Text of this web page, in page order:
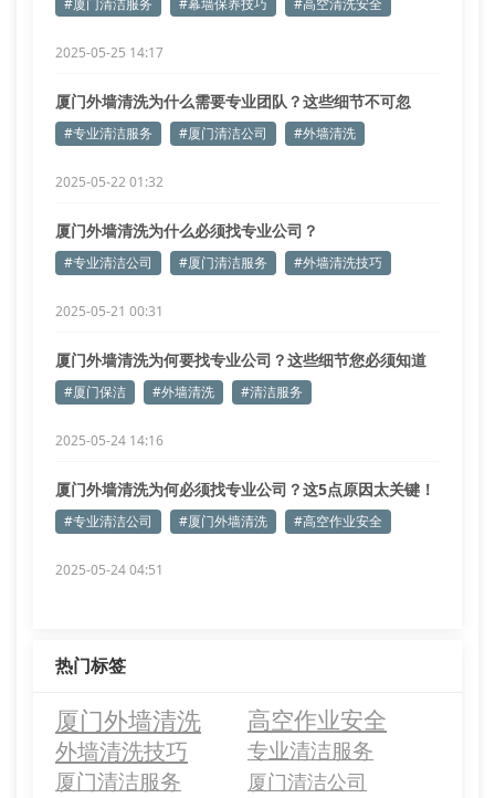
#厦门清洁服务 #幕墙保养技巧 #高空清洗安全
2025-05-25 14:17
厦门外墙清洗为什么需要专业团队？这些细节不可忽
视！
#专业清洁服务 #厦门清洁公司 #外墙清洗
2025-05-22 01:32
厦门外墙清洗为什么必须找专业公司？
#专业清洁公司 #厦门清洁服务 #外墙清洗技巧
2025-05-21 00:31
厦门外墙清洗为何要找专业公司？这些细节您必须知道
#厦门保洁 #外墙清洗 #清洁服务
2025-05-24 14:16
厦门外墙清洗为何必须找专业公司？这5点原因太关键！
#专业清洁公司 #厦门外墙清洗 #高空作业安全
2025-05-24 04:51
热门标签
厦门外墙清洗 高空作业安全
外墙清洗技巧
专业清洁服务
厦门清洁服务
厦门清洁公司